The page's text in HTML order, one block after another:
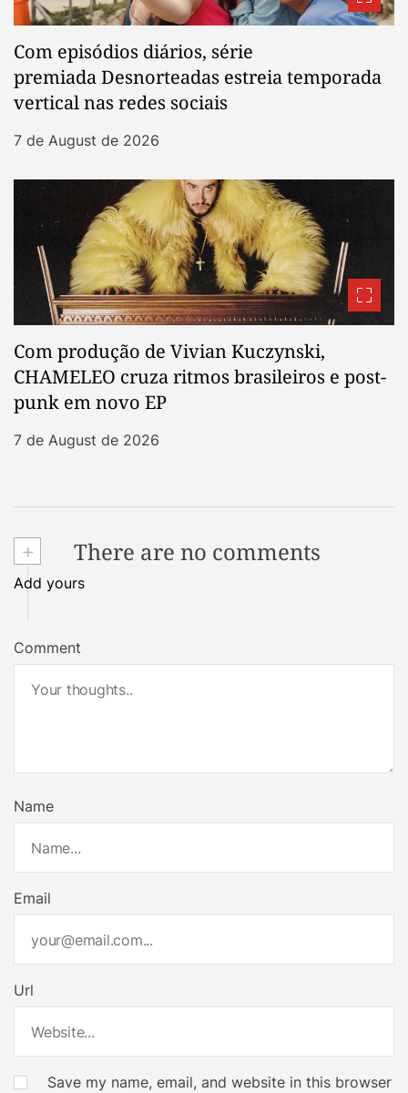
Com episódios diários, série
premiada Desnorteadas estreia temporada
vertical nas redes sociais
7 de August de 2026
Com produção de Vivian Kuczynski,
CHAMELEO cruza ritmos brasileiros e post-
punk em novo EP
7 de August de 2026
+ There are no comments
Add yours
Comment
Name
Email
Url
Save my name, email, and website in this browser